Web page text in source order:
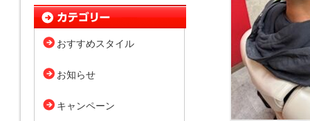
おすすめスタイル
お知らせ
キャンペーン